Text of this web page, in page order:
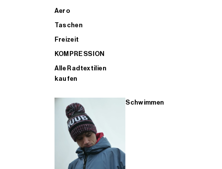
Aero
Taschen
Freizeit
KOMPRESSION
Alle Radtextilien
kaufen
Schwimmen